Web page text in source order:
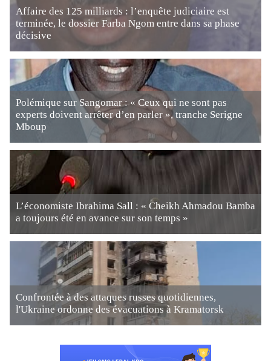
Affaire des 125 milliards : l’enquête judiciaire est
terminée, le dossier Farba Ngom entre dans sa phase
décisive
Polémique sur Sangomar : « Ceux qui ne sont pas
experts doivent arrêter d’en parler », tranche Serigne
Mboup
L’économiste Ibrahima Sall : « Cheikh Ahmadou Bamba
a toujours été en avance sur son temps »
Confrontée à des attaques russes quotidiennes,
l'Ukraine ordonne des évacuations à Kramatorsk